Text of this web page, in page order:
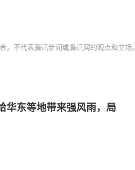
，不代表腾讯新闻或腾讯网的观点和立场。
华东等地带来强风雨，局